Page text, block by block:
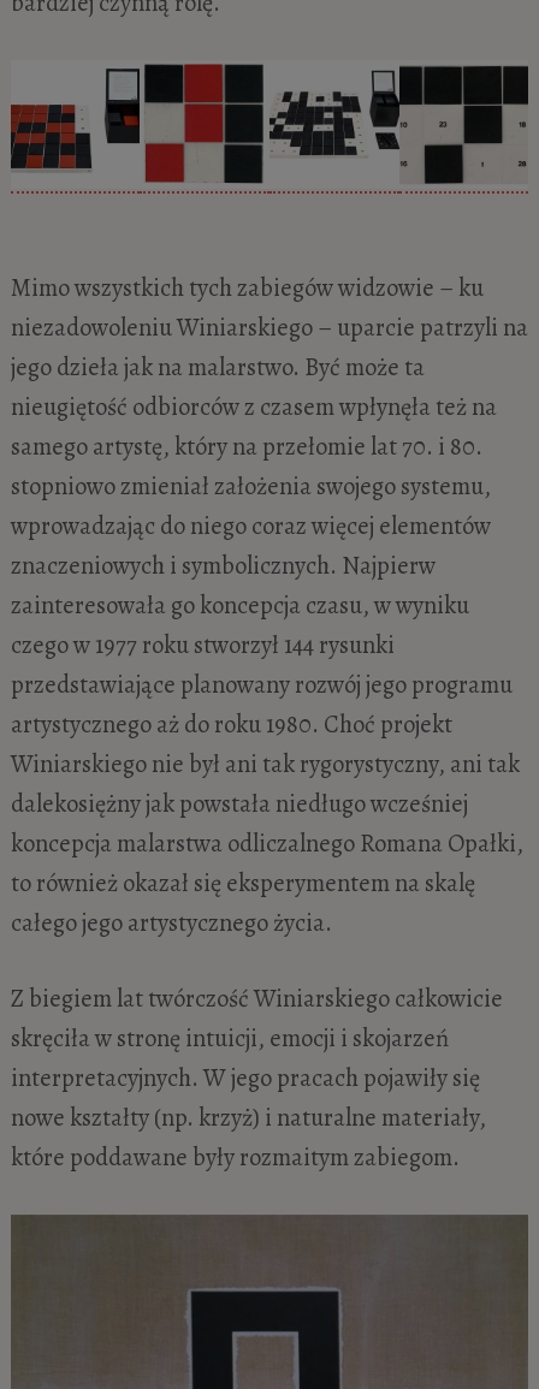
Mimo wszystkich tych zabiegów widzowie – ku
niezadowoleniu Winiarskiego – uparcie patrzyli na
jego dzieła jak na malarstwo. Być może ta
nieugiętość odbiorców z czasem wpłynęła też na
samego artystę, który na przełomie lat 70. i 80.
stopniowo zmieniał założenia swojego systemu,
wprowadzając do niego coraz więcej elementów
znaczeniowych i symbolicznych. Najpierw
zainteresowała go koncepcja czasu, w wyniku
czego w 1977 roku stworzył 144 rysunki
przedstawiające planowany rozwój jego programu
artystycznego aż do roku 1980. Choć projekt
Winiarskiego nie był ani tak rygorystyczny, ani tak
dalekosiężny jak powstała niedługo wcześniej
koncepcja malarstwa odliczalnego Romana Opałki,
to również okazał się eksperymentem na skalę
całego jego artystycznego życia.
Z biegiem lat twórczość Winiarskiego całkowicie
skręciła w stronę intuicji, emocji i skojarzeń
interpretacyjnych. W jego pracach pojawiły się
nowe kształty (np. krzyż) i naturalne materiały,
które poddawane były rozmaitym zabiegom.